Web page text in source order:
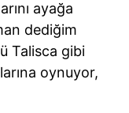
ayağa
dediğim
Talisca gibi
oynuyor,